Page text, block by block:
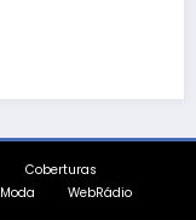
Coberturas
Moda
WebRádio